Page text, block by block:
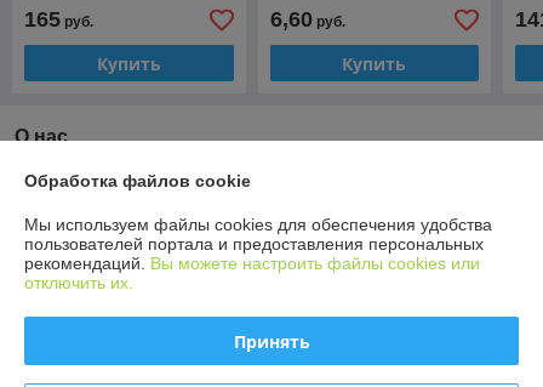
165 руб.
Купить
6,60руб.
Купить
О нас
92% положительных из 13 отзывов за год
Компания продает наDeal.by
Работает с 13.03.2013
г. Минск
ул. Тимирязева 127, ТД Ждановичи, Радиорынок, здание
Радиомаркет-Паркинг, 1-й этаж, ряд В, павильон 31, Минск,
Беларусь
Обработка файлов cookie
Мы используем файлы cookies для обеспечения удобства
пользователей портала и предоставления персональных
рекомендаций. Вы можете настроить файлы cookies или
отключить их.
Принять